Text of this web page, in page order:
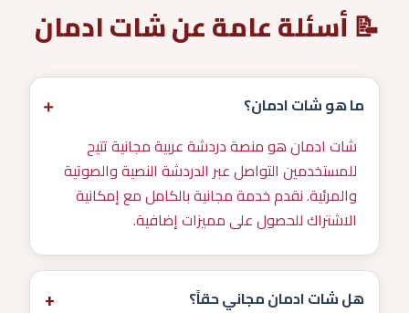
📝 أسئلة عامة عن شات ادمان
ما هو شات ادمان؟ ×
شات ادمان هو منصة دردشة عربية مجانية تتيح
للمستخدمين التواصل عبر الدردشة النصية والصوتية
والمرئية. نقدم خدمة مجانية بالكامل مع إمكانية
الاشتراك للحصول على مميزات إضافية.
هل شات ادمان مجاني حقاً؟ +